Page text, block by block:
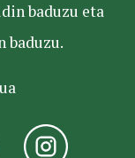
baduzu eta
baduzu.